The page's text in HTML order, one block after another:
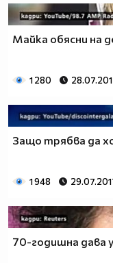
Майка обясни на
1 280
Защо трябва да
1 948
70-годишна дава